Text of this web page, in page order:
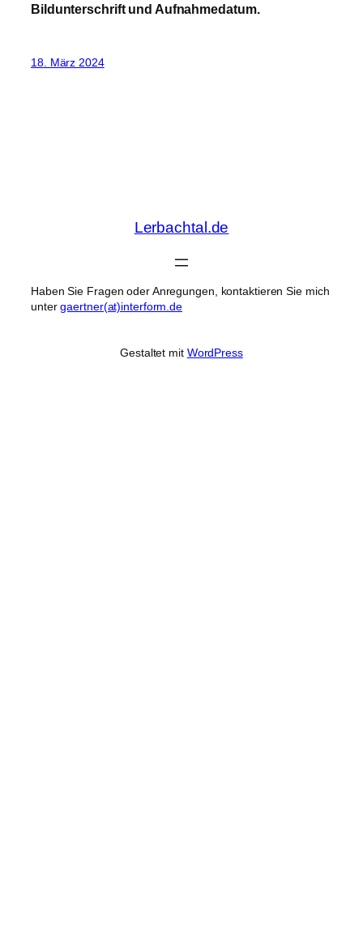
Bildunterschrift und Aufnahmedatum.
18. März 2024
Lerbachtal.de
Haben Sie Fragen oder Anregungen, kontaktieren Sie mich
untergaertner(at)interform.de
Gestaltet mit WordPress